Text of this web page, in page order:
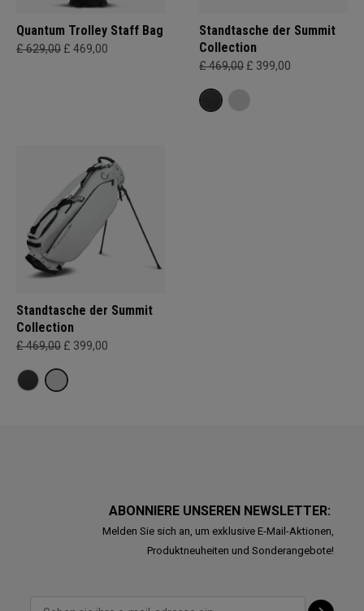
Quantum Trolley Staff Bag
£ 629,00 £ 469,00
Standtasche der Summit
Collection
£ 469,00 £ 399,00
Standtasche der Summit
Collection
£ 469,00 £ 399,00
ABONNIERE UNSEREN NEWSLETTER:
Melden Sie sich an, um exklusive E-Mail-Aktionen,
Produktneuheiten und Sonderangebote!